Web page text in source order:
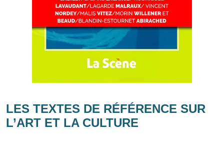
LES TEXTES DE RÉFÉRENCE SUR
L’ART ET LA CULTURE